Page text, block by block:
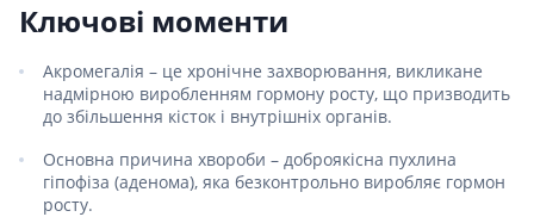
Ключові моменти
Акромегалія – це хронічне захворювання, викликане
надмірною виробленням гормону росту, що призводить
до збільшення кісток і внутрішніх органів.
Основна причина хвороби – доброякісна пухлина
гіпофіза (аденома), яка безконтрольно виробляє гормон
росту.